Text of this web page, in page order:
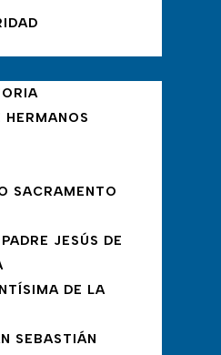
SACRAMENTO
JESÚS DE
DE LA
SEBASTIÁN